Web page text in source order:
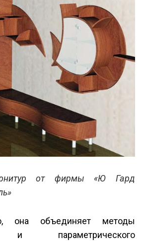
от фирмы «Ю Гард
она объединяет методы
и параметрического